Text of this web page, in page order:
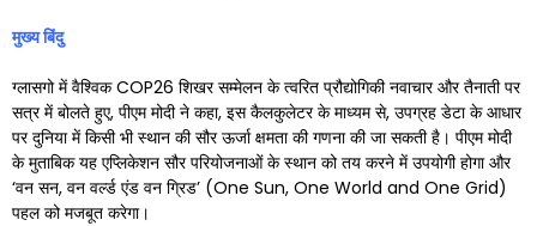
मुख्य बिंदु
ग्लासगो में वैश्विक COP26 शिखर सम्मेलन के त्वरित प्रौद्योगिकी नवाचार और तैनाती पर
सत्र में बोलते हुए, पीएम मोदी ने कहा, इस कैलकुलेटर के माध्यम से, उपग्रह डेटा के आधार
पर दुनिया में किसी भी स्थान की सौर ऊर्जा क्षमता की गणना की जा सकती है। पीएम मोदी
के मुताबिक यह एप्लिकेशन सौर परियोजनाओं के स्थान को तय करने में उपयोगी होगा और
‘वन सन, वन वर्ल्ड एंड वन ग्रिड’ (One Sun, One World and One Grid)
पहल को मजबूत करेगा।